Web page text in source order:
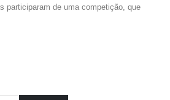
participaram de uma competição, que